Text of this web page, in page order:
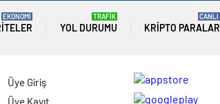
EKONOMİ
YOL DURUMU
TRAFİK
KRIPTO PARALAR
CANLI
Üye Giriş
Üye Kayıt